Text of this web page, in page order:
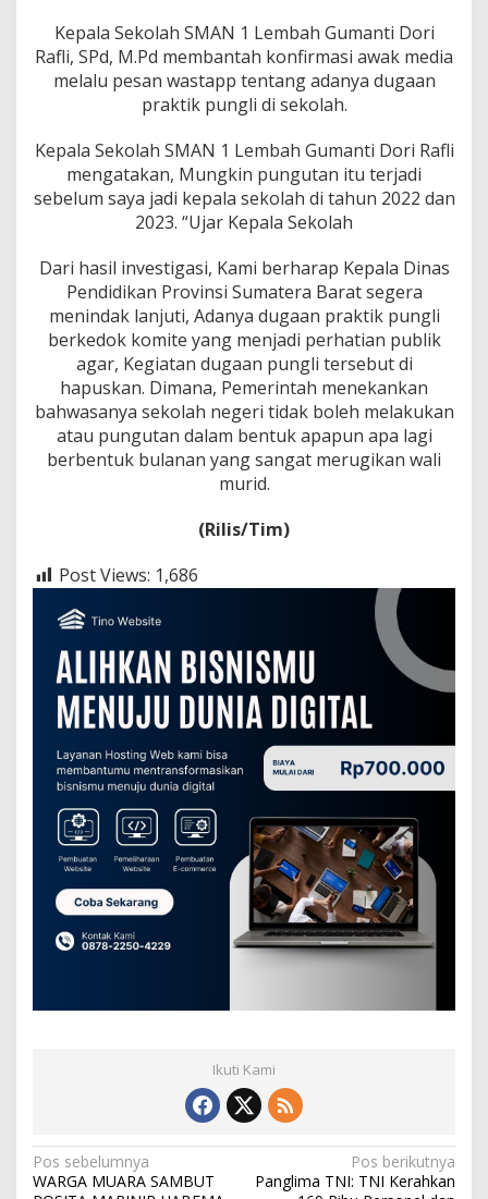
Kepala Sekolah SMAN 1 Lembah Gumanti Dori
Rafli, SPd, M.Pd membantah konfirmasi awak media
melalu pesan wastapp tentang adanya dugaan
praktik pungli di sekolah.
Kepala Sekolah SMAN 1 Lembah Gumanti Dori Rafli
mengatakan, Mungkin pungutan itu terjadi
sebelum saya jadi kepala sekolah di tahun 2022 dan
2023. “Ujar Kepala Sekolah
Dari hasil investigasi, Kami berharap Kepala Dinas
Pendidikan Provinsi Sumatera Barat segera
menindak lanjuti, Adanya dugaan praktik pungli
berkedok komite yang menjadi perhatian publik
agar, Kegiatan dugaan pungli tersebut di
hapuskan. Dimana, Pemerintah menekankan
bahwasanya sekolah negeri tidak boleh melakukan
atau pungutan dalam bentuk apapun apa lagi
berbentuk bulanan yang sangat merugikan wali
murid.
(Rilis/Tim)
Post Views: 1,686
Ikuti Kami
N
Pos sebelumnya
WARGA MUARA SAMBUT
Pos berikutnya
Panglima TNI: TNI Kerahkan